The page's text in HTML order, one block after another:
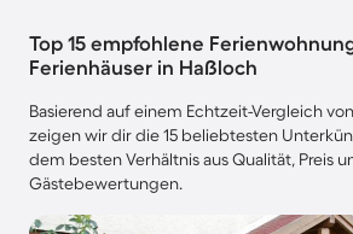
Top 15 empfohlene
Ferienhäuser in Haßloch
Basierend auf einem Echtzeit-Vergleich
zeigen wir dir die 15 beliebtesten
dem besten Verhältnis aus Qualität, Preis
Gästebewertungen.